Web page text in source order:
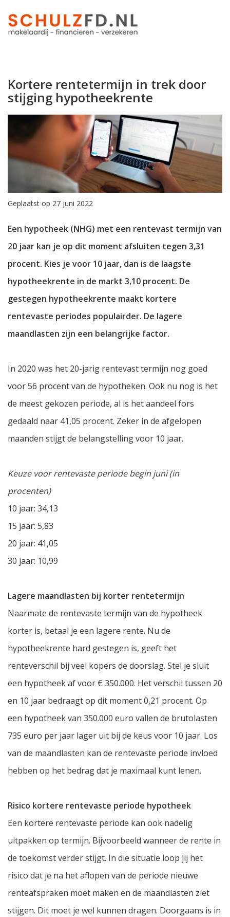
Kortere rentetermijn in trek door
stijging hypotheekrente
Geplaatst op 27 juni 2022
Een hypotheek (NHG) met een rentevast termijn van
20 jaar kan je op dit moment afsluiten tegen 3,31
procent. Kies je voor 10 jaar, dan is de laagste
hypotheekrente in de markt 3,10 procent. De
gestegen hypotheekrente maakt kortere
rentevaste periodes populairder. De lagere
maandlasten zijn een belangrijke factor.
In 2020 was het 20-jarig rentevast termijn nog goed
voor 56 procent van de hypotheken. Ook nu nog is het
de meest gekozen periode, al is het aandeel fors
gedaald naar 41,05 procent. Zeker in de afgelopen
maanden stijgt de belangstelling voor 10 jaar.
Keuze voor rentevaste periode begin juni (in
procenten)
10 jaar: 34,13
15 jaar: 5,83
20 jaar: 41,05
30 jaar: 10,99
Lagere maandlasten bij korter rentetermijn
Naarmate de rentevaste termijn van de hypotheek
korter is, betaal je een lagere rente. Nu de
hypotheekrente hard gestegen is, geeft het
renteverschil bij veel kopers de doorslag. Stel je sluit
een hypotheek af voor € 350.000. Het verschil tussen 20
en 10 jaar bedraagt op dit moment 0,21 procent. Op
een hypotheek van 350.000 euro vallen de brutolasten
735 euro per jaar lager uit bij de keus voor 10 jaar. Los
van de maandlasten kan de rentevaste periode invloed
hebben op het bedrag dat je maximaal kunt lenen.
Risico kortere rentevaste periode hypotheek
Een kortere rentevaste periode kan ook nadelig
uitpakken op termijn. Bijvoorbeeld wanneer de rente in
de toekomst verder stijgt. In die situatie loop jij het
risico dat je na het aflopen van de periode nieuwe
renteafspraken moet maken en de maandlasten ziet
stijgen. Dit moet je wel kunnen dragen. Doorgaans is in